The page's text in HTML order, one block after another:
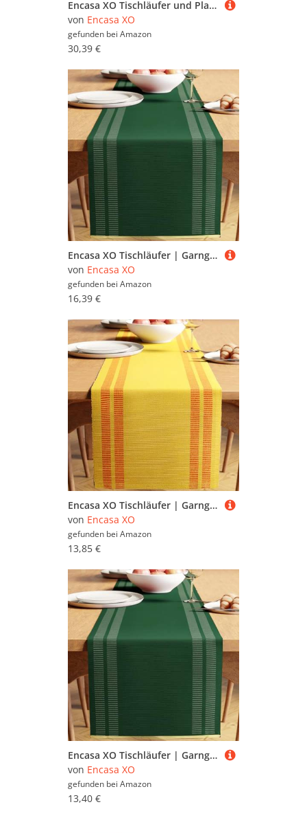
Encasa XO Tischläufer und Platzset Set 6 | Feingerippte Baumwolle | Leiter schwarz | 1 Tischläufer Größe 32x183 cm & Jede Tischmatte Größe 48x32 cm
von Encasa XO
gefunden bei Amazon
30,39 €
Encasa XO Tischläufer | Garngefärbte Feinripp-Baumwolle | Größe 32x240 cm | Leiter Dunkelgrün | Maschinenwaschbar
von Encasa XO
gefunden bei Amazon
16,39 €
Encasa XO Tischläufer | Garngefärbte Feinripp-Baumwolle | Größe 32x150 cm | Leiter Zitrone | Maschinenwaschbar
von Encasa XO
gefunden bei Amazon
13,85 €
Encasa XO Tischläufer | Garngefärbte Feinripp-Baumwolle | Größe 32x137 cm | Leiter Dunkelgrün | Maschinenwaschbar
von Encasa XO
gefunden bei Amazon
13,40 €